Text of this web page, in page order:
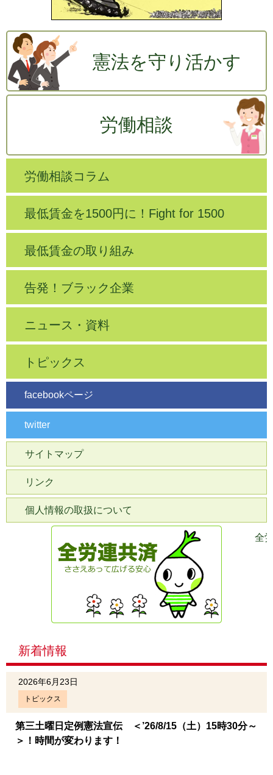
憲法を守り活かす
労働相談
労働相談コラム
最低賃金を1500円に！Fight for 1500
最低賃金の取り組み
告発！ブラック企業
ニュース・資料
トピックス
facebookページ
twitter
サイトマップ
リンク
個人情報の取扱について
全
新着情報
2026年6月23日
トピックス
第三土曜日定例憲法宣伝 ＜’26/8/15（土）15時30分～
＞！時間が変わります！